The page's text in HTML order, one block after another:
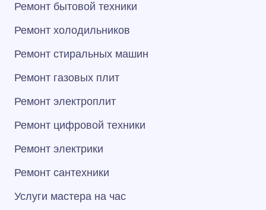
Ремонт бытовой техники
Ремонт холодильников
Ремонт стиральных машин
Ремонт газовых плит
Ремонт электроплит
Ремонт цифровой техники
Ремонт электрики
Ремонт сантехники
Услуги мастера на час